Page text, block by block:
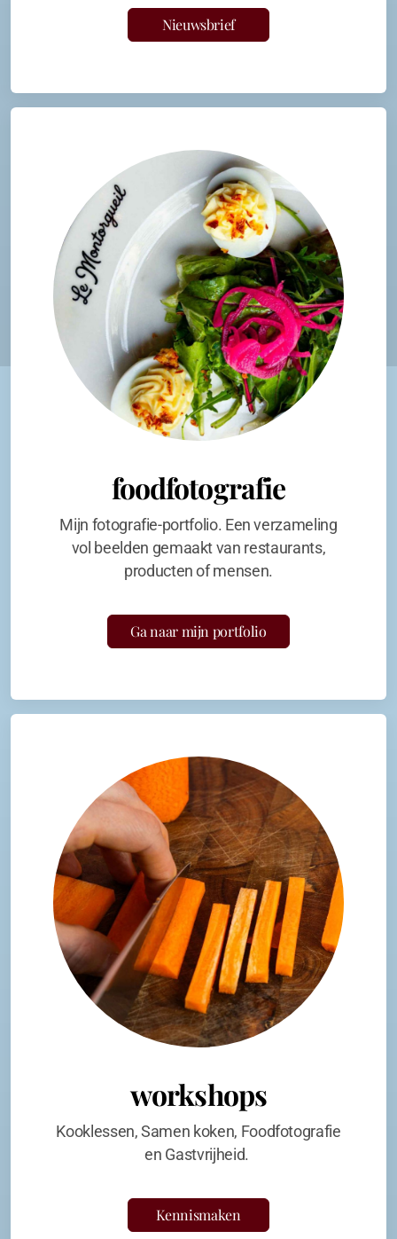
Nieuwsbrief
foodfotografie
Mijn fotografie-portfolio. Een verzameling
vol beelden gemaakt van restaurants,
producten of mensen.
Ga naar mijn portfolio
workshops
Kooklessen, Samen koken, Foodfotografie
en Gastvrijheid.
Kennismaken